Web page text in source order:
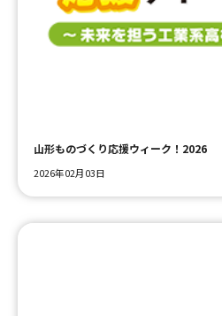
山形ものづくり応援ウィーク！2026
2026年02月03日